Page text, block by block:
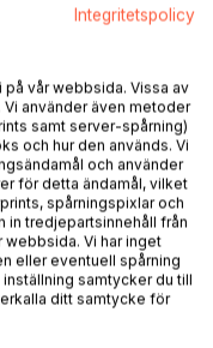
gir forfateren en
man kan bruke
forklarer hva
hvordan de virker på
har for ulike
tips til hvordan man
enten alene
hvordan man kan
dens helbredende
Integritetspolicy
vår webbsida. Vissa av
använder även metoder
samt server-spårning)
och hur den används. Vi
och använder
för detta ändamål, vilket
spårningspixlar och
in tredjepartsinnehåll från
Vi har inget
eller eventuell spårning
samtycker du till
ditt samtycke för